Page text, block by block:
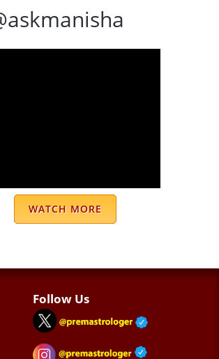
WATCH MORE
Follow Us